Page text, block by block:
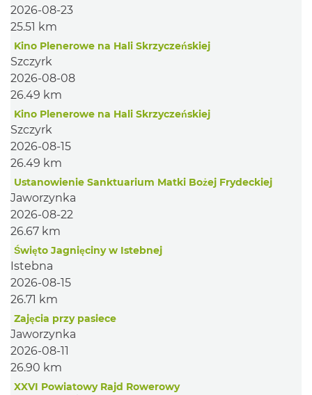
2026-08-23
25.51 km
Kino Plenerowe na Hali Skrzyczeńskiej
Szczyrk
2026-08-08
26.49 km
Kino Plenerowe na Hali Skrzyczeńskiej
Szczyrk
2026-08-15
26.49 km
Ustanowienie Sanktuarium Matki Bożej Frydeckiej
Jaworzynka
2026-08-22
26.67 km
Święto Jagnięciny w Istebnej
Istebna
2026-08-15
26.71 km
Zajęcia przy pasiece
Jaworzynka
2026-08-11
26.90 km
XXVI Powiatowy Rajd Rowerowy